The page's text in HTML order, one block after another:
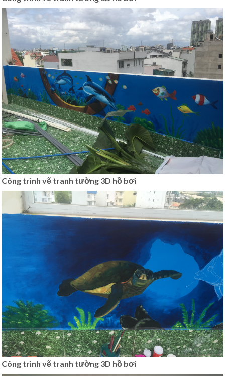
Công trình vẽ tranh tường 3D hồ bơi
Công trình vẽ tranh tường 3D hồ bơi